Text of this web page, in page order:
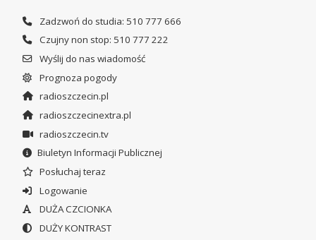
Zadzwoń do studia: 510 777 666
Czujny non stop: 510 777 222
Wyślij do nas wiadomość
Prognoza pogody
radioszczecin.pl
radioszczecinextra.pl
radioszczecin.tv
Biuletyn Informacji Publicznej
Posłuchaj teraz
Logowanie
DUŻA CZCIONKA
DUŻY KONTRAST